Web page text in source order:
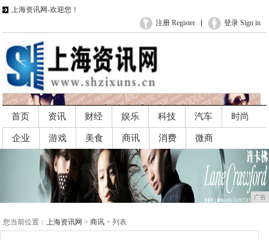
上海资讯网-欢迎您！
登录 Sign in
注册 Register
首页 资讯 财经 娱乐 科技 汽车 时尚
企业 游戏 美食 商讯 消费 微商
广告
您当前位置： 上海资讯网 > 商讯 > 列表